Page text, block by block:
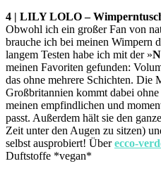
4 | LILY LOLO –
Obwohl ich ein großer Fan von
brauche ich bei meinen Wimpern
langem Testen habe ich mit der »
meinen Favoriten gefunden:
das ohne mehrere Schichten. Die
Großbritannien kommt dabei
meinen empfindlichen und
passt. Außerdem hält sie den
Zeit unter den Augen zu sitzen)
selbst ausprobiert! Überecco-
Duftstoffe *vegan*